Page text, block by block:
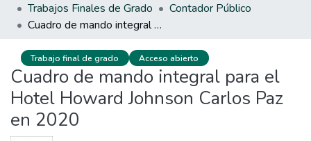
Trabajos Finales de Grado
Contador Público
Cuadro de mando integral para el Hotel Howard Johnson Carlos Paz en 2020
Trabajo final de grado Acceso abierto
Cuadro de mando integral para el
Hotel Howard Johnson Carlos Paz
en 2020